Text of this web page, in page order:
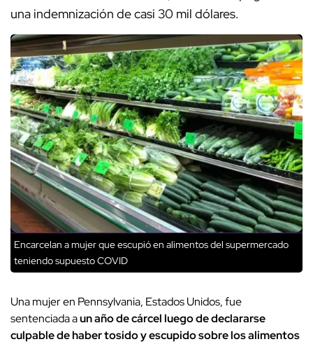
una indemnización de casi 30 mil dólares.
Encarcelan a mujer que escupió en alimentos del supermercado
teniendo supuesto COVID
Una mujer en Pennsylvania, Estados Unidos, fue
sentenciada aun año de cárcel luego de declararse
culpable de haber tosido y escupido sobre los alimentos